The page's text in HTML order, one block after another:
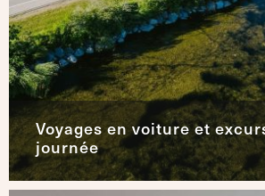
Voyages en voiture et
journée